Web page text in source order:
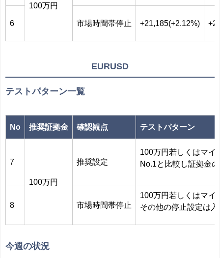
100万円
6 市場時間帯停止 +21,185(+2.12%)
EURUSD
テストパターン一覧
No 推奨証拠金 確認観点 テストパターン
7
100万円
推奨設定
100万円若しくはマイ
No.1と比較し証拠金
8 市場時間帯停止
100万円若しくはマイ
その他の停止設定は
今週の状況